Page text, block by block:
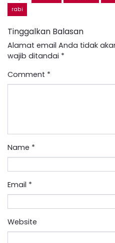
rabi
Tinggalkan Balasan
Alamat email Anda tidak
wajib ditandai *
Comment *
Name *
Email *
Website